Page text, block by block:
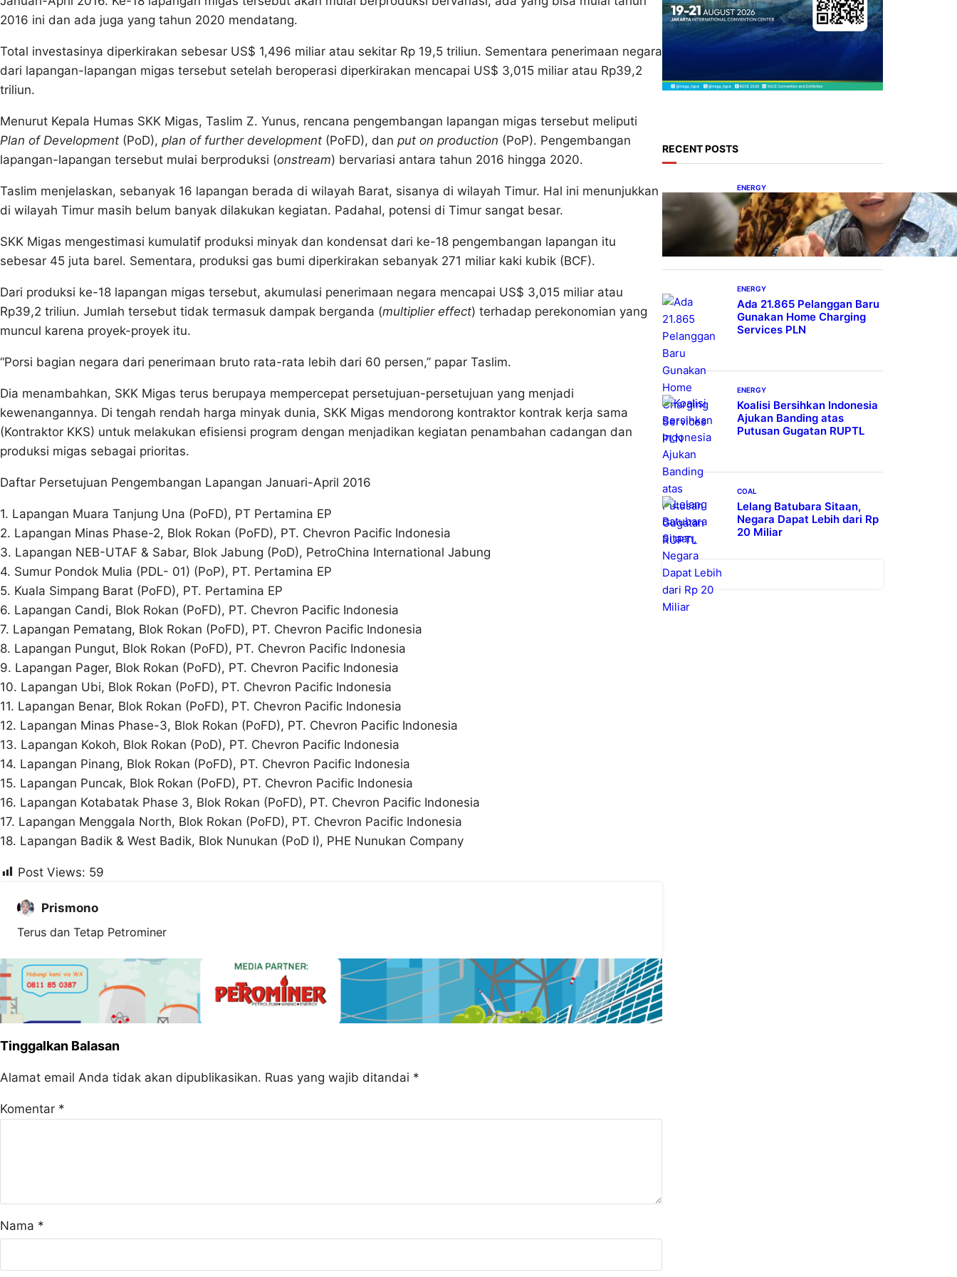
2016 ini dan ada juga yang tahun 2020 mendatang.
Total investasinya diperkirakan sebesar US$ 1,496 miliar atau sekitar Rp 19,5 triliun. Sementara penerimaan negara
dari lapangan-lapangan migas tersebut setelah beroperasi diperkirakan mencapai US$ 3,015 miliar atau Rp39,2
triliun.
Menurut Kepala Humas SKK Migas, Taslim Z. Yunus, rencana pengembangan lapangan migas tersebut meliputi
Plan of Development (PoD), plan of further development (PoFD), dan put on production (PoP). Pengembangan
lapangan-lapangan tersebut mulai berproduksi (onstream) bervariasi antara tahun 2016 hingga 2020.
Taslim menjelaskan, sebanyak 16 lapangan berada di wilayah Barat, sisanya di wilayah Timur. Hal ini menunjukkan
di wilayah Timur masih belum banyak dilakukan kegiatan. Padahal, potensi di Timur sangat besar.
SKK Migas mengestimasi kumulatif produksi minyak dan kondensat dari ke-18 pengembangan lapangan itu
sebesar 45 juta barel. Sementara, produksi gas bumi diperkirakan sebanyak 271 miliar kaki kubik (BCF).
Dari produksi ke-18 lapangan migas tersebut, akumulasi penerimaan negara mencapai US$ 3,015 miliar atau
Rp39,2 triliun. Jumlah tersebut tidak termasuk dampak berganda (multiplier effect) terhadap perekonomian yang
muncul karena proyek-proyek itu.
“Porsi bagian negara dari penerimaan bruto rata-rata lebih dari 60 persen,” papar Taslim.
Dia menambahkan, SKK Migas terus berupaya mempercepat persetujuan-persetujuan yang menjadi
kewenangannya. Di tengah rendah harga minyak dunia, SKK Migas mendorong kontraktor kontrak kerja sama
(Kontraktor KKS) untuk melakukan efisiensi program dengan menjadikan kegiatan penambahan cadangan dan
produksi migas sebagai prioritas.
Daftar Persetujuan Pengembangan Lapangan Januari-April 2016
1. Lapangan Muara Tanjung Una (PoFD), PT Pertamina EP
2. Lapangan Minas Phase-2, Blok Rokan (PoFD), PT. Chevron Pacific Indonesia
3. Lapangan NEB-UTAF & Sabar, Blok Jabung (PoD), PetroChina International Jabung
4. Sumur Pondok Mulia (PDL- 01) (PoP), PT. Pertamina EP
5. Kuala Simpang Barat (PoFD), PT. Pertamina EP
6. Lapangan Candi, Blok Rokan (PoFD), PT. Chevron Pacific Indonesia
7. Lapangan Pematang, Blok Rokan (PoFD), PT. Chevron Pacific Indonesia
8. Lapangan Pungut, Blok Rokan (PoFD), PT. Chevron Pacific Indonesia
9. Lapangan Pager, Blok Rokan (PoFD), PT. Chevron Pacific Indonesia
10. Lapangan Ubi, Blok Rokan (PoFD), PT. Chevron Pacific Indonesia
11. Lapangan Benar, Blok Rokan (PoFD), PT. Chevron Pacific Indonesia
12. Lapangan Minas Phase-3, Blok Rokan (PoFD), PT. Chevron Pacific Indonesia
13. Lapangan Kokoh, Blok Rokan (PoD), PT. Chevron Pacific Indonesia
14. Lapangan Pinang, Blok Rokan (PoFD), PT. Chevron Pacific Indonesia
15. Lapangan Puncak, Blok Rokan (PoFD), PT. Chevron Pacific Indonesia
16. Lapangan Kotabatak Phase 3, Blok Rokan (PoFD), PT. Chevron Pacific Indonesia
17. Lapangan Menggala North, Blok Rokan (PoFD), PT. Chevron Pacific Indonesia
18. Lapangan Badik & West Badik, Blok Nunukan (PoD I), PHE Nunukan Company
Post Views: 59
Prismono
Terus dan Tetap Petrominer
Tinggalkan Balasan
Alamat email Anda tidak akan dipublikasikan. Ruas yang wajib ditandai *
Komentar *
Nama *
RECENT POSTS
ENERGY
IESR: Kepemimpinan
Terpadu jadi Kunci
Percepatan PLTS 100 GW
ENERGY
Ada 21.865 Pelanggan Baru
Gunakan Home Charging
Services PLN
ENERGY
Koalisi Bersihkan Indonesia
Ajukan Banding atas
Putusan Gugatan RUPTL
COAL
Lelang Batubara Sitaan,
Negara Dapat Lebih dari Rp
20 Miliar